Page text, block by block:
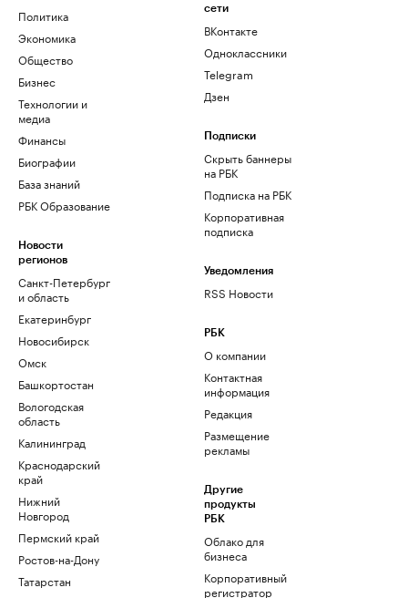
Политика
Экономика
Общество
Бизнес
Технологии и
медиа
Финансы
Биографии
База знаний
РБК Образование
Новости
регионов
Санкт-Петербург
и область
Екатеринбург
Новосибирск
Омск
Башкортостан
Вологодская
область
Калининград
Краснодарский
край
Нижний
Новгород
Пермский край
Ростов-на-Дону
Татарстан
сети
ВКонтакте
Одноклассники
Telegram
Дзен
Подписки
Скрыть баннеры
на РБК
Подписка на РБК
Корпоративная
подписка
Уведомления
RSS Новости
РБК
О компании
Контактная
информация
Редакция
Размещение
рекламы
Другие
продукты
РБК
Облако для
бизнеса
Корпоративный
регистратор